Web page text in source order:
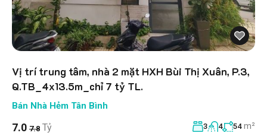
Vị trí trung tâm, nhà 2 mặt HXH Bùi Thị Xuân, P.3,
Q.TB_4x13.5m_chỉ 7 tỷ TL.
Bán Nhà Hẻm Tân Bình
7.0 7.8 Tỷ 3 4 54 m²